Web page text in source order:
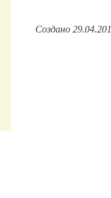
Создано